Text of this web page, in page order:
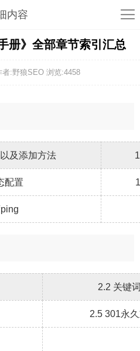
内容
册》全部章节索引汇总
者:野狼SEO 浏览:4458
及添加方法
配置
2.2 关键
2.5 301永